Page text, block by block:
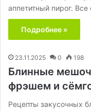
аппетитный пирог.
Подробнее »
23.11.2025 0 198
Блинные
фрэшем и
Рецепты закусочных